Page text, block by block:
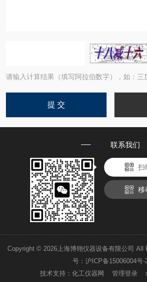
请输入计算结果（填写阿拉伯数字），如：三
联系我们
扫
移
Copyright © 2026上海博翎仪器设备有限公司
号： 沪ICP备15006004号-
技术支持：化工仪器网 管理登录